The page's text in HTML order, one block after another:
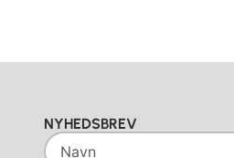
NYHEDSBREV